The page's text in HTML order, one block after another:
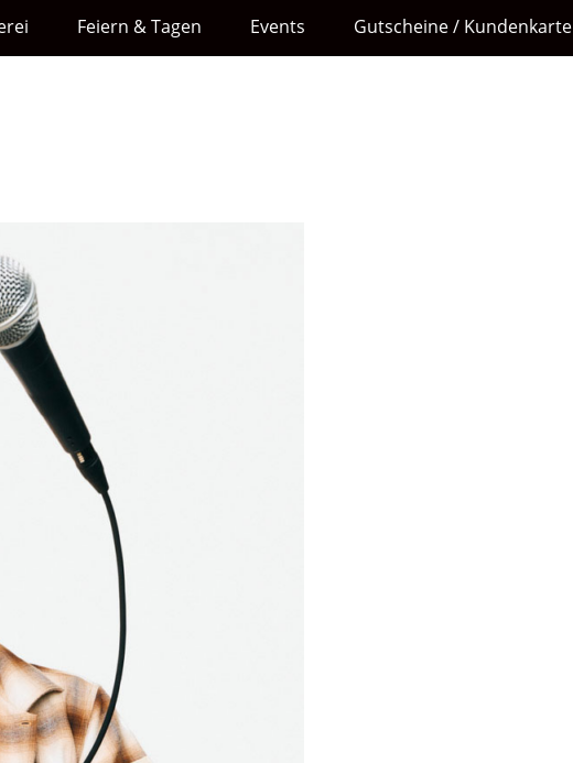
Feiern & Tagen Events Gutscheine / Kundenkarte